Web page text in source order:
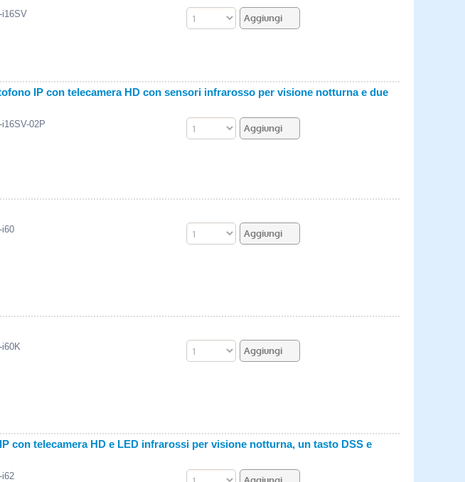
i16SV
IP con telecamera HD con sensori infrarosso per visione notturna e due
i16SV-02P
i60
i60K
con telecamera HD e LED infrarossi per visione notturna, un tasto DSS e
i62